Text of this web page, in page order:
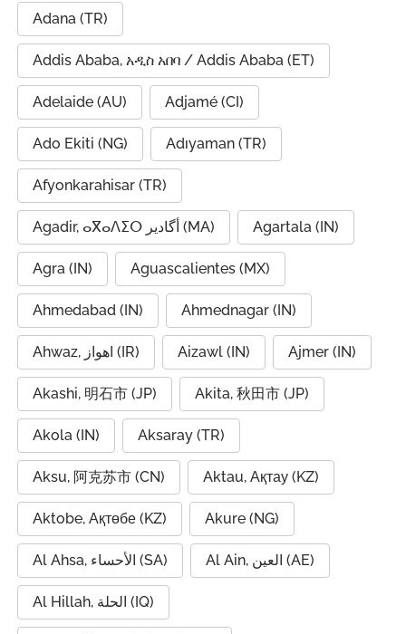
Adana (TR)
Addis Ababa, አዲስ አበባ / Addis Ababa (ET)
Adelaide (AU) Adjamé (CI)
Ado Ekiti (NG) Adıyaman (TR)
Afyonkarahisar (TR)
Agadir, ⴰⴳⴰⴷⵉⵔ أگادیر (MA) Agartala (IN)
Agra (IN) Aguascalientes (MX)
Ahmedabad (IN) Ahmednagar (IN)
Ahwaz, اهواز (IR) Aizawl (IN) Ajmer (IN)
Akashi, 明石市 (JP) Akita, 秋田市 (JP)
Akola (IN) Aksaray (TR)
Aksu, 阿克苏市 (CN) Aktau, Ақтау (KZ)
Aktobe, Ақтөбе (KZ) Akure (NG)
Al Ahsa, الأحساء (SA) Al Ain, العين (AE)
Al Hillah, الحلة (IQ)